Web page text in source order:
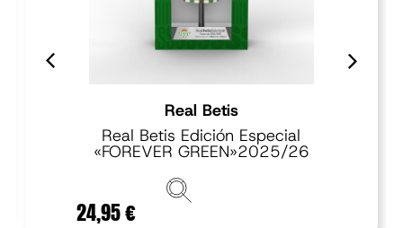
Real Betis
Real Betis Edición Especial
«FOREVER GREEN»2025/26
24,95€